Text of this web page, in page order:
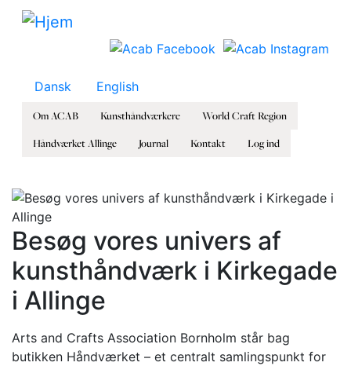
Gå til hovedindhold
Dansk English
Om ACAB Kunsthåndværkere
World Craft Region
Håndværket Allinge
Journal Kontakt Log ind
Besøg vores univers af
kunsthåndværk i Kirkegade
i Allinge
Arts and Crafts Association Bornholm står bag
butikken Håndværket – et centralt samlingspunkt for